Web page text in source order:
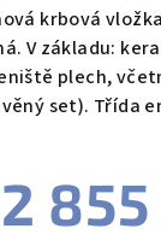
krbová vložka
V základu:
plech,
set). Třída
855